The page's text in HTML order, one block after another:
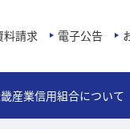
料請求 電子公告
産業信用組合について